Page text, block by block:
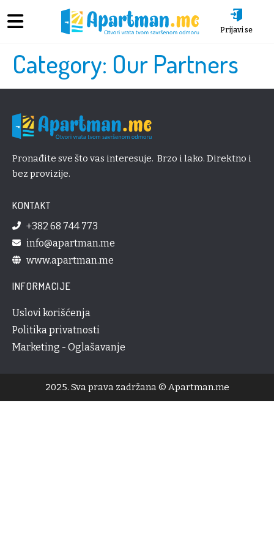
Prijavi se
Category: Our Partners
Pronađite sve što vas interesuje. Brzo i lako. Direktno i
bez provizije.
KONTAKT
+382 68 744 773
info@apartman.me
www.apartman.me
INFORMACIJE
Uslovi korišćenja
Politika privatnosti
Marketing - Oglašavanje
2025. Sva prava zadržana © Apartman.me